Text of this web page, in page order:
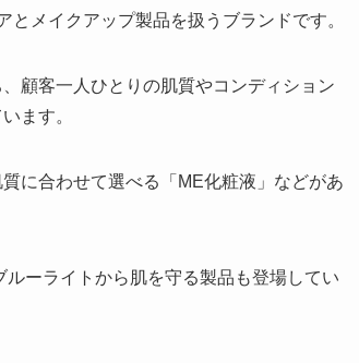
メイクアップ製品を扱うブランドです。
顧客一人ひとりの肌質やコンディション
ます。
に合わせて選べる「ME化粧液」などがあ
ーライトから肌を守る製品も登場してい